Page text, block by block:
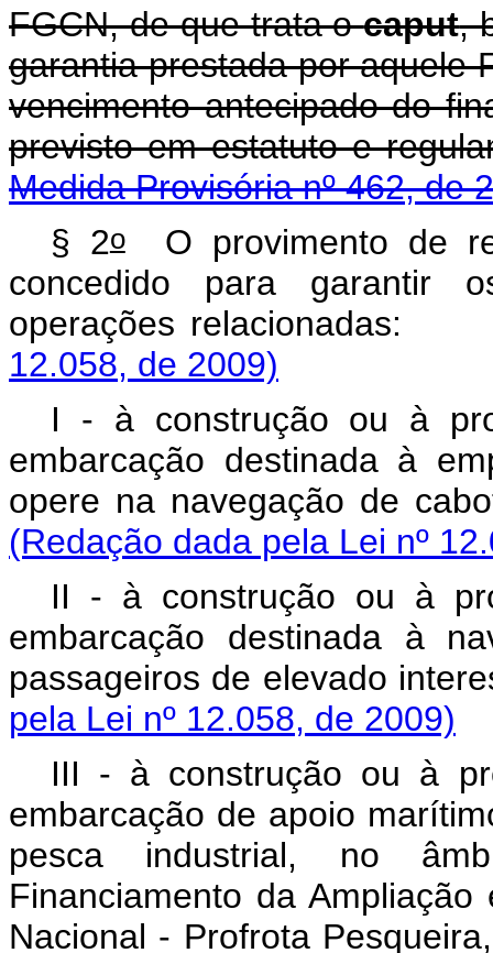
FGCN, de que trata ocaput,
garantia prestada por aquele
vencimento antecipado do
previsto em
Medida Provisória nº 462, de
§ 2oO provimento de
concedido para garantir
operações
12.058, de 2009)
I - à construção ou à
embarcação destinada à
opere na navegação
(Redação dada pela Lei nº
II - à construção ou à
embarcação destinada à
passageiros de
pela Lei nº 12.058, de 2009)
III - à construção ou à
embarcação de apoio
pesca industrial, no
Financiamento da
Nacional - Profrota